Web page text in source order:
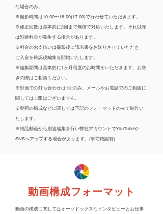
な場合のみ。
※撮影時間は10:00〜16:00(17:00)で行わせていただきます。
※修正回数は基本的に2回まで無償で対応いたします。それ以降
は別途料金が発生する場合があります。
※料金のお支払いは撮影後に請求書をお送りさせていただき、
ご入金を確認後編集を開始いたします。
※編集期間は基本的に1ヶ月程度のお時間をいただきます。お急
ぎの際はご相談ください。
※対面での打ち合わせは1回のみ。メールやお電話でのご相談に
関しては上限はございません。
※動画の構成などに関しては下記のフォーマットのみで制作い
たします。
※納品動画から別途編集を行い弊社アカウントでYouTubeや
SNSへアップする場合があります。(事前確認有)
動画構成フォーマット
動画の構成に関してはオーソドックスなインタビューとお仕事